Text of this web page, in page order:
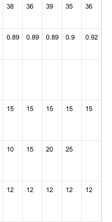
38 36 39 35 36
0.89 0.89 0.89 0.9 0.92
15 15 15 15 15
10 15 20 25
12 12 12 12 12